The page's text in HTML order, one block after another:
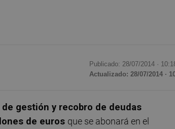
Publicado: 28/07/2014 ·
Actualizado: 28/07/2014 ·
gestión y recobro de deudas
de euros que se abonará en el